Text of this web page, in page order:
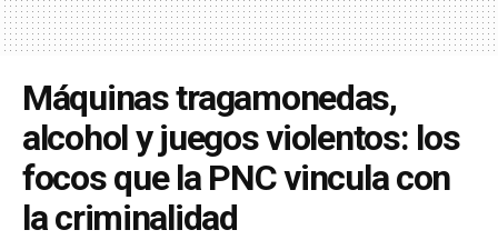
Máquinas tragamonedas,
alcohol y juegos violentos: los
focos que la PNC vincula con
la criminalidad